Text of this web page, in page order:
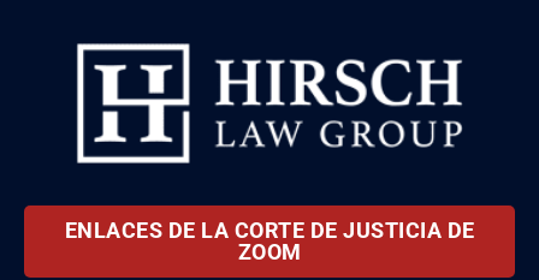
ENLACES DE LA CORTE DE JUSTICIA DE
ZOOM